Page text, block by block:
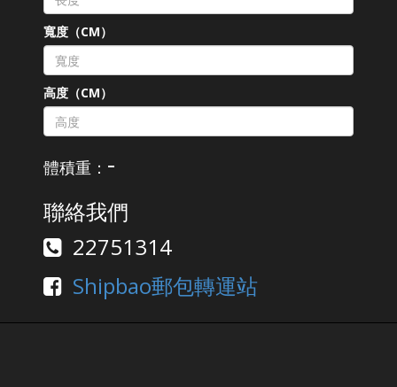
寬度（CM）
高度（CM）
體積重： -
聯絡我們
22751314
Shipbao郵包轉運站